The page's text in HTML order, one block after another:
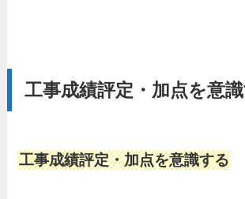
工事成績評定・加点を意
工事成績評定・加点を意識する